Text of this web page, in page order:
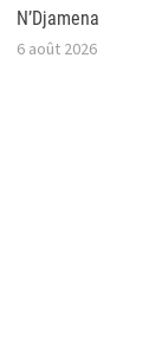
N’Djamena
6 août 2026